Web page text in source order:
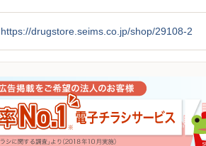
https://drugstore.seims.co.jp/shop/29108-2